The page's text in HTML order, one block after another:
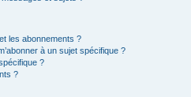
les abonnements ?
à un sujet spécifique ?
?
?